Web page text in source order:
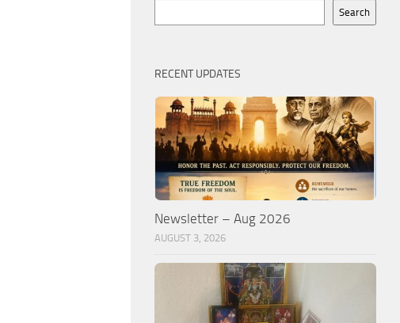
Search
RECENT UPDATES
Newsletter – Aug 2026
AUGUST 3, 2026